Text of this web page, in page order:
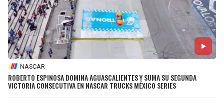
NASCAR
ROBERTO ESPINOSA DOMINA AGUASCALIENTES Y SUMA SU SEGUNDA
VICTORIA CONSECUTIVA EN NASCAR TRUCKS MÉXICO SERIES